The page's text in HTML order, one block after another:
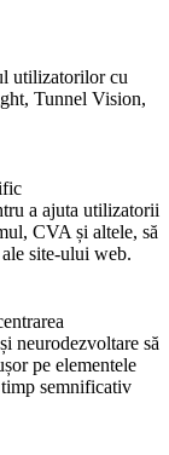
utilizatorilor cu
Tunnel Vision,
a ajuta utilizatorii
CVA și altele, să
site-ului web.
neurodezvoltare să
pe elementele
semnificativ